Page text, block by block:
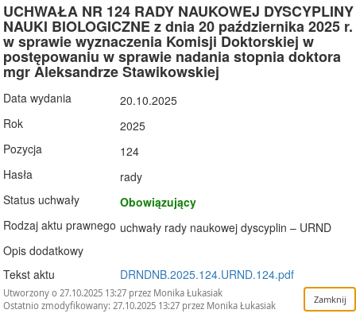
UCHWAŁA NR 124 RADY NAUKOWEJ DYSCYPLINY
NAUKI BIOLOGICZNE z dnia 20 października 2025 r.
w sprawie wyznaczenia Komisji Doktorskiej w
postępowaniu w sprawie nadania stopnia doktora
mgr Aleksandrze Stawikowskiej
Data wydania
20.10.2025
Rok
2025
Pozycja
124
Hasła
rady
Status uchwały
Obowiązujący
Rodzaj aktu prawnego uchwały rady naukowej dyscyplin – URND
Opis dodatkowy
Tekst aktu
DRNDNB.2025.124.URND.124.pdf
Utworzony o 27.10.2025 13:27 przez Monika Łukasiak
Ostatnio zmodyfikowany: 27.10.2025 13:27 przez Monika Łukasiak